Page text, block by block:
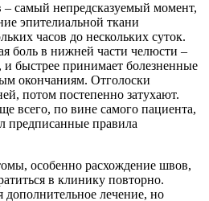
– самый непредсказуемый момент,
эпителиальной ткани
часов до нескольких суток.
боль в нижней части челюсти –
и быстрее принимает болезненные
окончаниям. Отголоски
потом постепенно затухают.
всего, по вине самого пациента,
предписанные правила
особенно расхождение швов,
в клинику повторно.
дополнительное лечение, но